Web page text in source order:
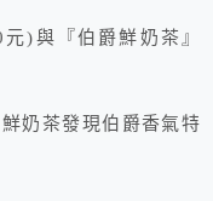
)與『伯爵鮮奶茶』
奶茶發現伯爵香氣特